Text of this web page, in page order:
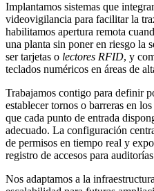
Implantamos sistemas que
videovigilancia para facilitar la
habilitamos apertura remota
una planta sin poner en riesgo la
ser tarjetas o lectores RFID, y
teclados numéricos en áreas de
Trabajamos contigo para definir
establecer tornos o barreras en
que cada punto de entrada
adecuado. La configuración
de permisos en tiempo real y
registro de accesos para
Nos adaptamos a la